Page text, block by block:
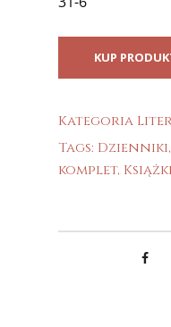
KUP
Kategoria
Tags: Dzienniki,
komplet, Książki